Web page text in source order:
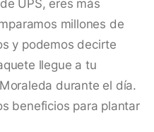
UPS, eres más
millones de
y podemos decirte
llegue a tu
durante el día.
beneficios para plantar